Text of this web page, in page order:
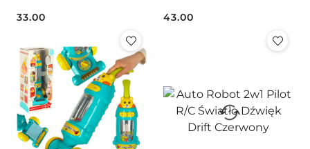
Cena:
33.00
Cena:
43.00